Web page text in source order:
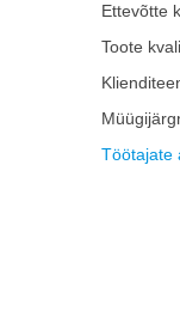
Ettevõtte
Toote
Töötajate